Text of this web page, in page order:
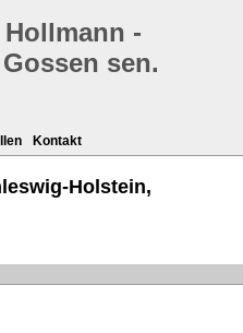
-
sen.
Kontakt
Holstein,